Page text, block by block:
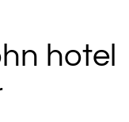
hotel